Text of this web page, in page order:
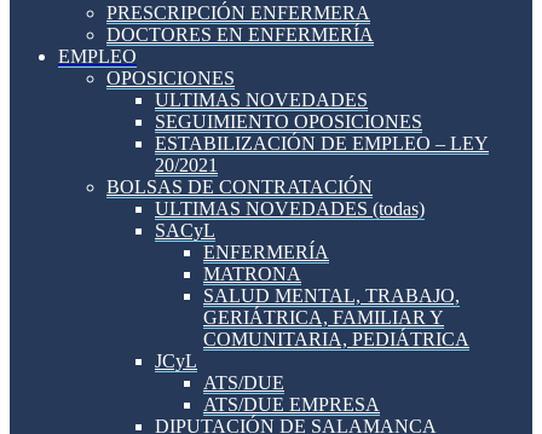
PRESCRIPCIÓN ENFERMERA
DOCTORES EN ENFERMERÍA
EMPLEO
OPOSICIONES
ULTIMAS NOVEDADES
SEGUIMIENTO OPOSICIONES
ESTABILIZACIÓN DE EMPLEO – LEY
20/2021
BOLSAS DE CONTRATACIÓN
ULTIMAS NOVEDADES (todas)
SACyL
ENFERMERÍA
MATRONA
SALUD MENTAL, TRABAJO,
GERIÁTRICA, FAMILIAR Y
COMUNITARIA, PEDIÁTRICA
JCyL
ATS/DUE
ATS/DUE EMPRESA
DIPUTACIÓN DE SALAMANCA